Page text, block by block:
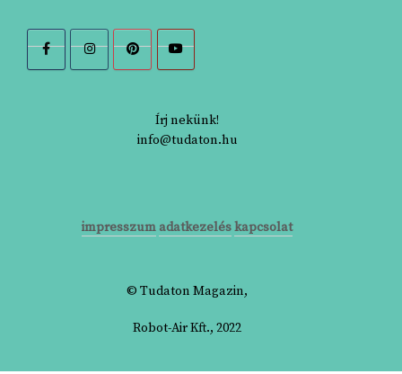
Írj nekünk!
info@tudaton.hu
impresszum adatkezeléskapcsolat
© Tudaton Magazin,
Robot-Air Kft., 2022